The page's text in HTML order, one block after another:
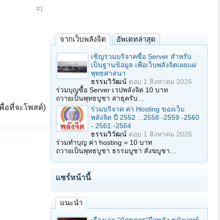
#1
อที่จะโพสต์)
จากเว็บพลังจิต อัพเดทล่าสุด
เชิญร่วมบริจาคซื้อ Server สำหรับ
เป็นฐานข้อมูล เพื่อเว็บพลังจิตเผยแผ่
พุทธศาสนา
ธรรมวิวัฒน์ ตอบ 1 สิงหาคม 2026
ร่วมบุญซื้อ Server เวปพลังจิต 10 บาท
ถวายเป็นพุทธบูชา สาธุครับ…
ร่วมบริจาค ค่า Hosting ของเว็บ
พลังจิต ปี 2552 ...2558 -2559 -2560
- 2561 -2564
ธรรมวิวัฒน์ ตอบ 1 สิงหาคม 2026
ร่วมทำบุญ ค่า hosting = 10 บาท
ถวายเป็นพุทธบูชา ธรรมบูชา สังฆบูชา…
แชร์หน้านี้
แนะนำ